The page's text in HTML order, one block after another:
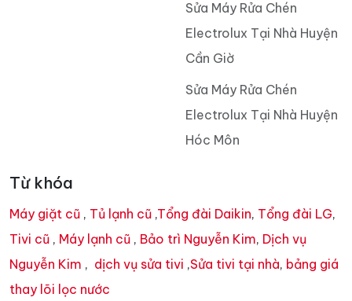
Sửa Máy Rửa Chén
Electrolux Tại Nhà Huyện
Cần Giờ
Sửa Máy Rửa Chén
Electrolux Tại Nhà Huyện
Hóc Môn
Từ khóa
Máy giặt cũ , Tủ lạnh cũ ,Tổng đài Daikin, Tổng đài LG,
Tivi cũ , Máy lạnh cũ , Bảo trì Nguyễn Kim, Dịch vụ
Nguyễn Kim , dịch vụ sửa tivi ,Sửa tivi tại nhà, bảng giá
thay lõi lọc nước